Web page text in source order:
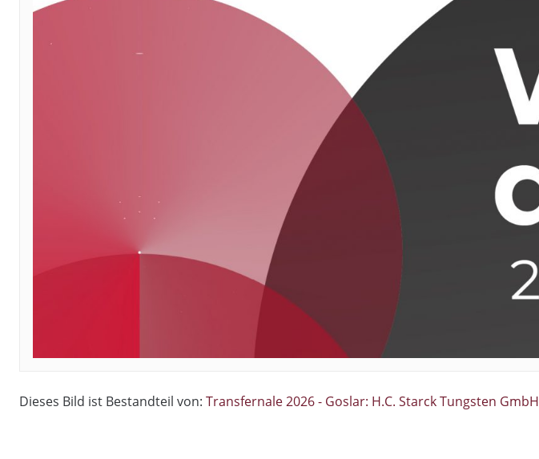
Dieses Bild ist Bestandteil von: Transfernale 2026 - Goslar: H.C. Starck Tungsten GmbH